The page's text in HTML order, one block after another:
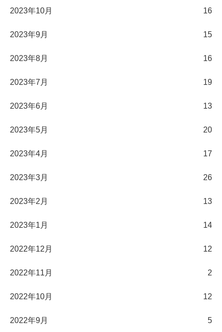
2023年10月 16
2023年9月 15
2023年8月 16
2023年7月 19
2023年6月 13
2023年5月 20
2023年4月 17
2023年3月 26
2023年2月 13
2023年1月 14
2022年12月 12
2022年11月 2
2022年10月 12
2022年9月 5